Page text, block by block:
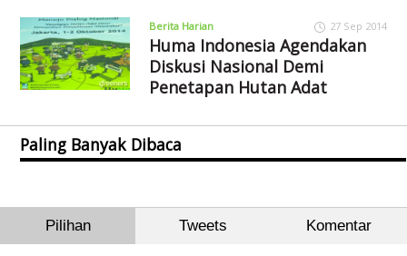
Berita Harian 27 Sep 2014
Huma Indonesia Agendakan
Diskusi Nasional Demi
Penetapan Hutan Adat
Paling Banyak Dibaca
Pilihan Tweets Komentar